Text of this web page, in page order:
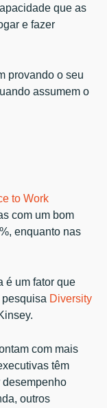
que as
e fazer
provando o seu
assumem o
to Work
com um bom
enquanto nas
é um fator que
Diversity
com mais
têm
desempenho
outros